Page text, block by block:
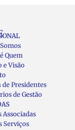
Quem
e Visão
de Presidentes
de Gestão
Associadas
Serviços